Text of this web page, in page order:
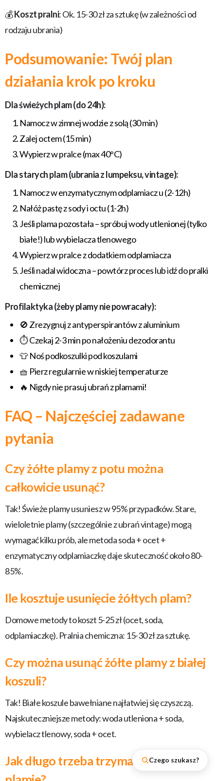
💰Koszt pralni: Ok. 15-30 zł za sztukę (w zależności od
rodzaju ubrania)
Podsumowanie: Twój plan
działania krok po kroku
Dla świeżych plam (do 24h):
Namocz w zimnej wodzie z solą (30 min)
Zalej octem (15 min)
Wypierz w pralce (max 40°C)
Dla starych plam (ubrania z lumpeksu, vintage):
Namocz w enzymatycznym odplamiacz u (2-12h)
Nałóż pastę z sody i octu (1-2h)
Jeśli plama pozostała – spróbuj wody utlenionej (tylko
białe!) lub wybielacza tlenowego
Wypierz w pralce z dodatkiem odplamiacza
Jeśli nadal widoczna – powtórz proces lub idź do pralki
chemicznej
Profilaktyka (żeby plamy nie powracały):
🚫 Zrezygnuj z antyperspirantów z aluminium
⏱️ Czekaj 2-3 min po nałożeniu dezodorantu
👕 Noś podkoszulki pod koszulami
🧺 Pierz regularnie w niskiej temperaturze
🔥 Nigdy nie prasuj ubrań z plamami!
FAQ – Najczęściej zadawane
pytania
Czy żółte plamy z potu można
całkowicie usunąć?
Tak! Świeże plamy usuniesz w 95% przypadków. Stare,
wieloletnie plamy (szczególnie z ubrań vintage) mogą
wymagać kilku prób, ale metoda soda + ocet +
enzymatyczny odplamiaczkę daje skuteczność około 80-
85%.
Ile kosztuje usunięcie żółtych plam?
Domowe metody to koszt 5-25 zł (ocet, soda,
odplamiaczkę). Pralnia chemiczna: 15-30 zł za sztukę.
Czy można usunąć żółte plamy z białej
koszuli?
Tak! Białe koszule bawełniane najłatwiej się czyszczą.
Najskuteczniejsze metody: woda utleniona + soda,
wybielacz tlenowy, soda + ocet.
Jak długo trzeba trzymać sodę na
Czego szukasz?